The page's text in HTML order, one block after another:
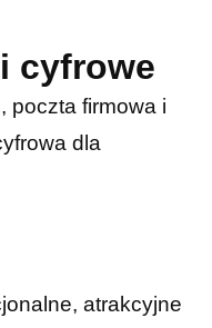
cyfrowe
poczta firmowa i
dla
atrakcyjne